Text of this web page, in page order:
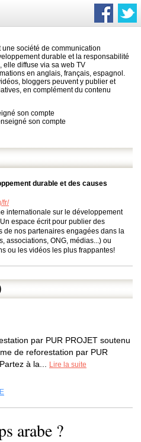
société de communication
durable et la responsabilité
elle diffuse via sa web TV
en anglais, français, espagnol.
bloggers peuvent y publier et
en complément du contenu
son compte
son compte
durable et des causes
fr/
internationale sur le développement
espace écrit pour publier des
de nos partenaires engagées dans la
associations, ONG, médias...) ou
ou les vidéos les plus frappantes!
par PUR PROJET soutenu
de reforestation par PUR
à la...
Lire la suite
arabe ?